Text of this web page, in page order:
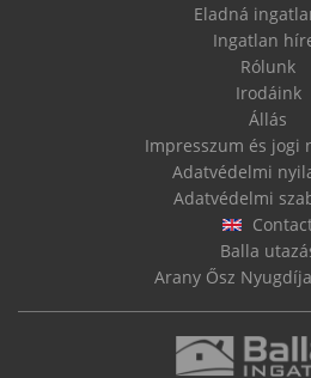
Eladná
Ingatlan
Rólunk
Irodáink
Állás
Impresszum és jogi
Adatvédelmi
Adatvédelmi
Balla
Arany Ősz